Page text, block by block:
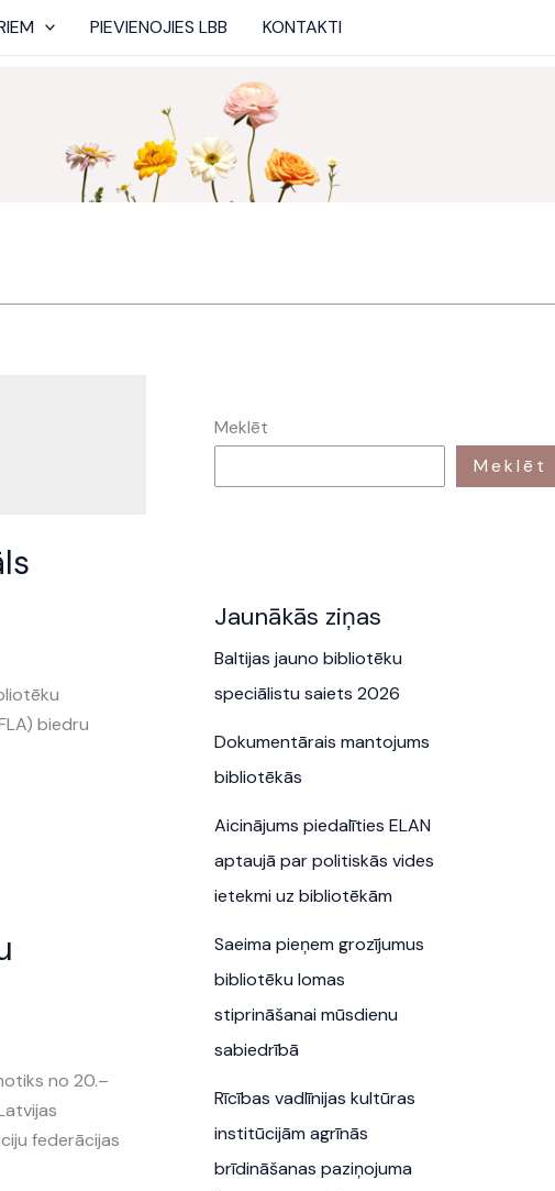
PIEVIENOJIES LBB KONTAKTI
biedru
no 20.–
federācijas
Meklēt
Meklēt
Jaunākās ziņas
Baltijas jauno bibliotēku
speciālistu saiets 2026
Dokumentārais mantojums
bibliotēkās
Aicinājums piedalīties ELAN
aptaujā par politiskās vides
ietekmi uz bibliotēkām
Saeima pieņem grozījumus
bibliotēku lomas
stiprināšanai mūsdienu
sabiedrībā
Rīcības vadlīnijas kultūras
institūcijām agrīnās
brīdināšanas paziņojuma